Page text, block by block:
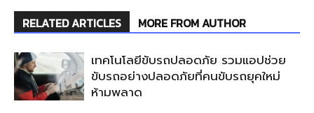
RELATED ARTICLES MORE FROM AUTHOR
เทคโนโลยีขับรถปลอดภัย รวมแอปช่วย
ขับรถอย่างปลอดภัยที่คนขับรถยุคใหม่
ห้ามพลาด